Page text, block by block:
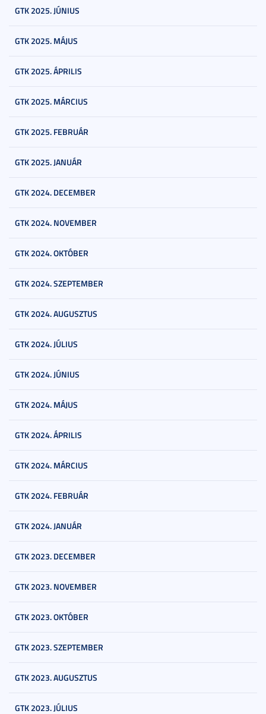
GTK 2025. JÚNIUS
GTK 2025. MÁJUS
GTK 2025. ÁPRILIS
GTK 2025. MÁRCIUS
GTK 2025. FEBRUÁR
GTK 2025. JANUÁR
GTK 2024. DECEMBER
GTK 2024. NOVEMBER
GTK 2024. OKTÓBER
GTK 2024. SZEPTEMBER
GTK 2024. AUGUSZTUS
GTK 2024. JÚLIUS
GTK 2024. JÚNIUS
GTK 2024. MÁJUS
GTK 2024. ÁPRILIS
GTK 2024. MÁRCIUS
GTK 2024. FEBRUÁR
GTK 2024. JANUÁR
GTK 2023. DECEMBER
GTK 2023. NOVEMBER
GTK 2023. OKTÓBER
GTK 2023. SZEPTEMBER
GTK 2023. AUGUSZTUS
GTK 2023. JÚLIUS